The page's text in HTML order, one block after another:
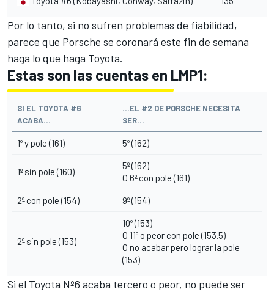
Por lo tanto, si no sufren problemas de fiabilidad,
parece que Porsche se coronará este fin de semana
haga lo que haga Toyota.
Estas son las cuentas en LMP1:
SI EL TOYOTA #6
ACABA...
...EL #2 DE PORSCHE NECESITA
SER...
1º y pole (161) 5º (162)
1º sin pole (160)
5º (162)
O 6º con pole (161)
2º con pole (154) 9º (154)
2º sin pole (153)
10º (153)
O 11º o peor con pole (153.5)
O no acabar pero lograr la pole
(153)
Si el Toyota Nº6 acaba tercero o peor, no puede ser